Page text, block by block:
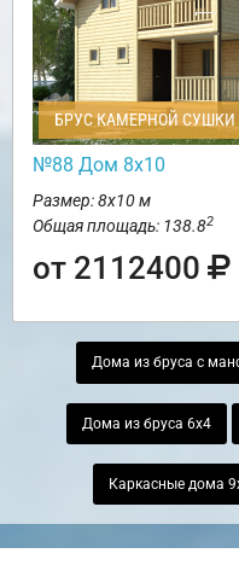
БРУС КАМЕРНОЙ СУШКИ
№88 Дом 8х10
Размер: 8х10 м
Общая площадь: 138.82
от 2112400
Дома из бруса с
Дома из бруса 6х4
Каркасные дома